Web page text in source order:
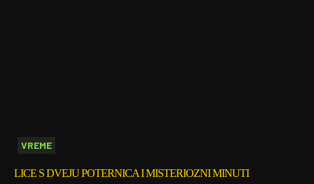
VREME
LICE S DVEJU POTERNICA I MISTERIOZNI MINUTI